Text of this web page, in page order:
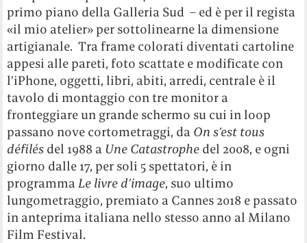
primo piano della Galleria Sud – ed è per il regista
«il mio atelier» per sottolinearne la dimensione
artigianale. Tra frame colorati diventati cartoline
appesi alle pareti, foto scattate e modificate con
l’iPhone, oggetti, libri, abiti, arredi, centrale è il
tavolo di montaggio con tre monitor a
fronteggiare un grande schermo su cui in loop
passano nove cortometraggi, da On s’est tous
défilés del 1988 a Une Catastrophe del 2008, e ogni
giorno dalle 17, per soli 5 spettatori, è in
programmaLe livre d’image, suo ultimo
lungometraggio, premiato a Cannes 2018 e passato
in anteprima italiana nello stesso anno al Milano
Film Festival.